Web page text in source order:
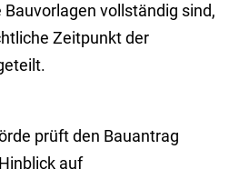
vollständig sind,
Zeitpunkt der
prüft den Bauantrag
auf